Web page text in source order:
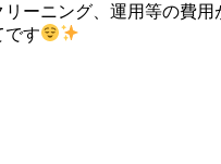
ーニング、運用等の費用
です